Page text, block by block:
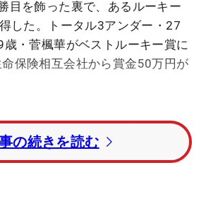
目を飾った裏で、あるルーキー
した。トータル3アンダー・27
・菅楓華がベストルーキー賞に
保険相互会社から賞金50万円が
ョンのなか、3日間いずれも
終日は4バーディ・3ボギーだっ
は同じスコアだけど中身は全然
の続きを読む